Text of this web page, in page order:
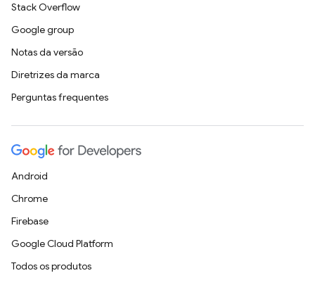
Stack Overflow
Google group
Notas da versão
Diretrizes da marca
Perguntas frequentes
Android
Chrome
Firebase
Google Cloud Platform
Todos os produtos